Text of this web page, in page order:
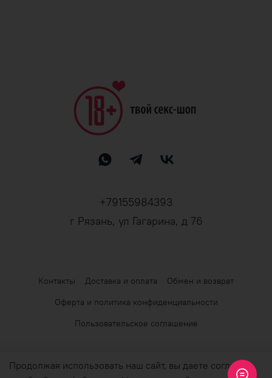
+79155984393
г Рязань, ул Гагарина, д 76
Контакты Доставка и оплата
Обмен и возврат
Оферта и политика конфиденциальности
Пользовательское соглашение
© 2026 Любое использование контента без письменного
разрешения запрещено
Продолжая использовать наш сайт, вы даете согласие